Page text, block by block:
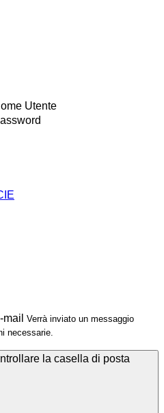
Utente
mail Verrà inviato un messaggio
necessarie.
la casella di posta